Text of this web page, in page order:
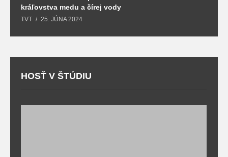
kráľovstva medu a čírej vody
TVT 25. JÚNA 2024
HOSŤ V ŠTÚDIU